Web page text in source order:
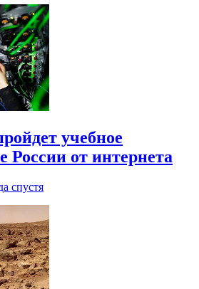
учебное
России от интернета
спустя